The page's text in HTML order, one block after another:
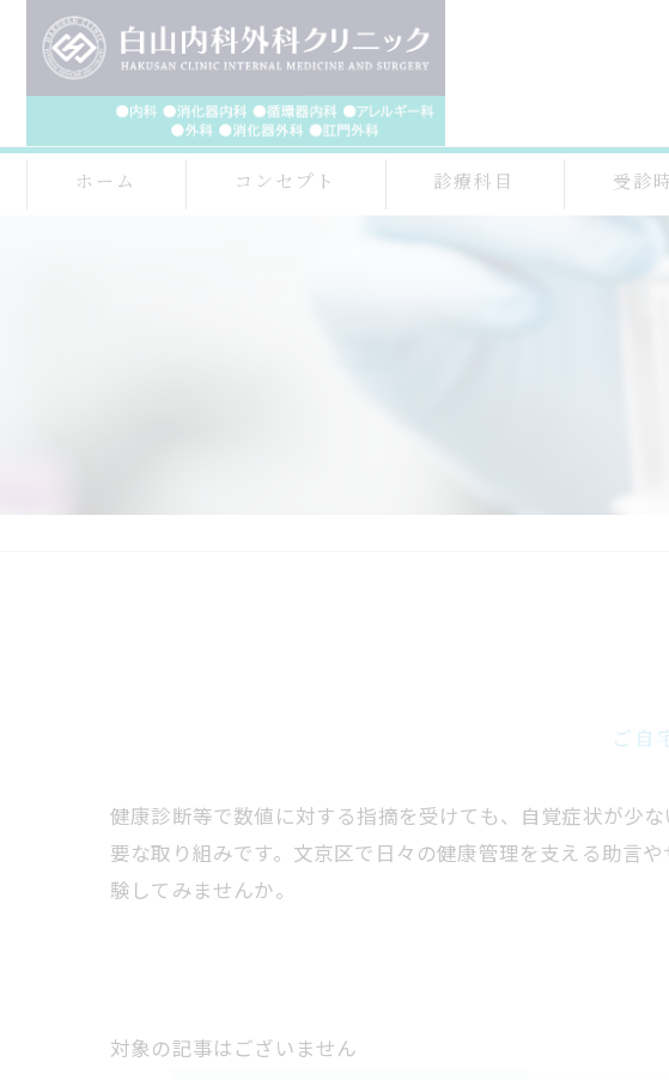
ホーム コンセプト 診療科目 受診
ご自
健康診断等で数値に対する指摘を受けても、自覚症状が少
要な取り組みです。文京区で日々の健康管理を支える助言
験してみませんか。
対象の記事はございません